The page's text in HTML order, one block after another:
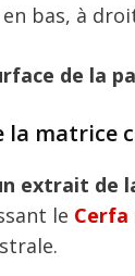
bas, à
de la
matrice
extrait de
le Cerfa